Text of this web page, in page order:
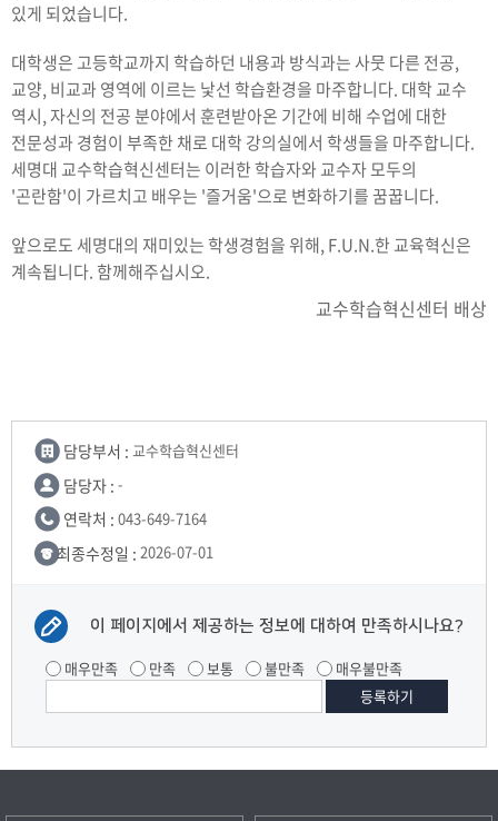
있게 되었습니다.
대학생은 고등학교까지 학습하던 내용과 방식과는 사뭇 다른 전공,
교양, 비교과 영역에 이르는 낯선 학습환경을 마주합니다. 대학 교수
역시, 자신의 전공 분야에서 훈련받아온 기간에 비해 수업에 대한
전문성과 경험이 부족한 채로 대학 강의실에서 학생들을 마주합니다.
세명대 교수학습혁신센터는 이러한 학습자와 교수자 모두의
'곤란함'이 가르치고 배우는 '즐거움'으로 변화하기를 꿈꿉니다.​
앞으로도 세명대의 재미있는 학생경험을 위해, F.U.N.한 교육혁신은
계속됩니다. 함께해주십시오.
교수학습혁신센터 배상
담당부서 : 교수학습혁신센터
담당자 : -
연락처 : 043-649-7164
최종수정일 : 2026-07-01
이 페이지에서 제공하는 정보에 대하여 만족하시나요?
매우만족 만족 보통 불만족 매우불만족